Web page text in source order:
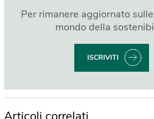
Per rimanere aggiornato
mondo della
ISCRIVITI